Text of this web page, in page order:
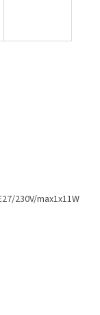
230V/max1x11W